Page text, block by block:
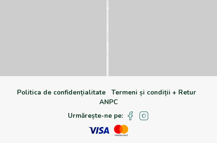
Politica de confidențialitate
Termeni și condiții + Retur
ANPC
Urmărește-ne pe: